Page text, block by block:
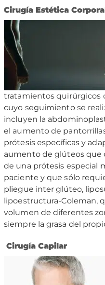
Cirugía Estética
tratamientos quirúrgicos
cuyo seguimiento se
incluyen la
el aumento de
prótesis específicas y
aumento de glúteos que
de una prótesis especial
paciente y que sólo
pliegue inter glúteo,
lipoestructura-Coleman,
volumen de diferentes
siempre la grasa del
Cirugía Capilar